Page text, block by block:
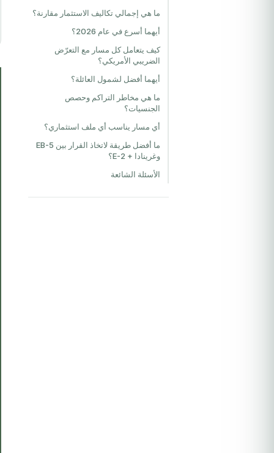
ما هي إجمالي تكاليف الاستثمار مقارنة؟
أيهما أسرع في عام 2026؟
كيف يتعامل كل مسار مع التعرّض
الضريبي الأمريكي؟
أيهما أفضل لشمول العائلة؟
ما هي مخاطر التراكم وحصص
الجنسيات؟
أي مسار يناسب أي ملف استثماري؟
ما أفضل طريقة لاتخاذ القرار بين EB-5
وغرينادا + E-2؟
الأسئلة الشائعة